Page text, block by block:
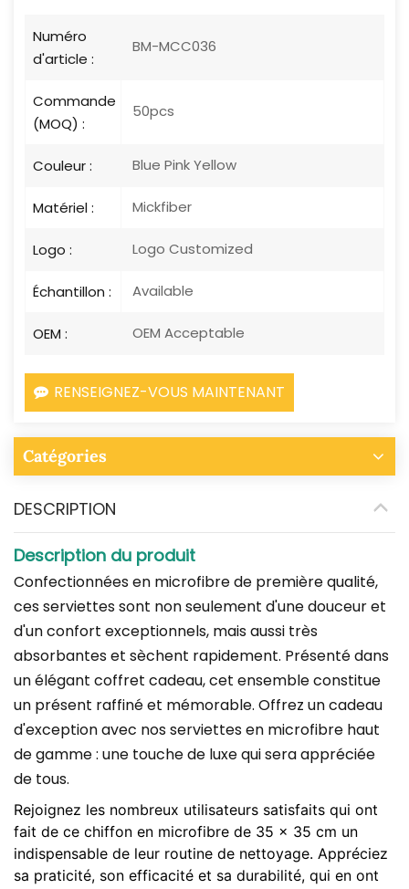
Numéro
d'article :
BM-MCC036
Commande
(MOQ) :
50pcs
Couleur : Blue Pink Yellow
Matériel : Mickfiber
Logo : Logo Customized
Échantillon : Available
OEM : OEM Acceptable
RENSEIGNEZ-VOUS MAINTENANT
Catégories
DESCRIPTION
Description du produit
Confectionnées en microfibre de première qualité,
ces serviettes sont non seulement d'une douceur et
d'un confort exceptionnels, mais aussi très
absorbantes et sèchent rapidement. Présenté dans
un élégant coffret cadeau, cet ensemble constitue
un présent raffiné et mémorable. Offrez un cadeau
d'exception avec nos serviettes en microfibre haut
de gamme : une touche de luxe qui sera appréciée
de tous.
Rejoignez les nombreux utilisateurs satisfaits qui ont
fait de ce chiffon en microfibre de 35 x 35 cm un
indispensable de leur routine de nettoyage. Appréciez
sa praticité, son efficacité et sa durabilité, qui en ont